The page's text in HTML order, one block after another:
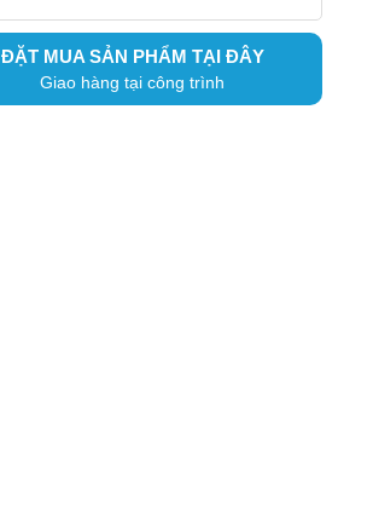
ĐẶT MUA SẢN PHẨM TẠI ĐÂY
Giao hàng tại công trình